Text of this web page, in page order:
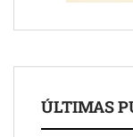
ÚLTIMAS